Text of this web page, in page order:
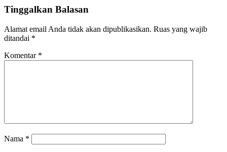
Tinggalkan Balasan
Alamat email Anda tidak akan dipublikasikan. Ruas yang wajib
ditandai *
Komentar *
Nama *